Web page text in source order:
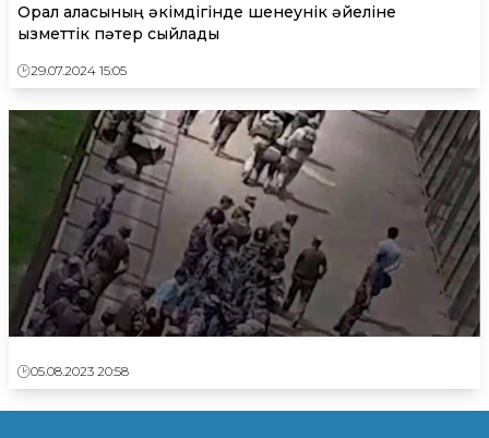
Орал қаласының әкімдігінде шенеунік әйеліне
қызметтік пәтер сыйлады
29.07.2024 15:05
05.08.2023 20:58